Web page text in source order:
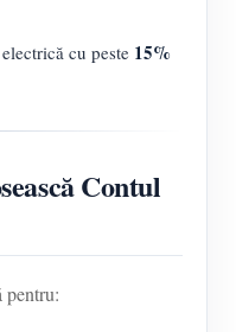
cu peste 15%
Contul
pentru: